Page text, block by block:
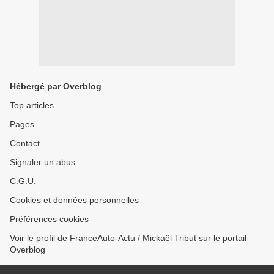
Hébergé par Overblog
Top articles
Pages
Contact
Signaler un abus
C.G.U.
Cookies et données personnelles
Préférences cookies
Voir le profil de FranceAuto-Actu / Mickaël Tribut sur le portail
Overblog